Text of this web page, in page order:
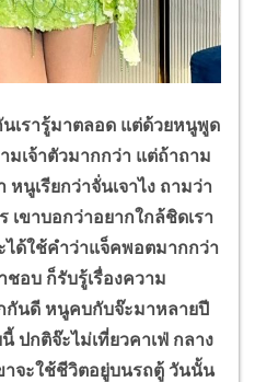
รารู้มาตลอด แต่ด้วยหนูพูด
เจ้าตัวมากกว่า แต่ถ้าถาม
หนูเรียกว่าจั่นเจาไง ถามว่า
เขาบอกว่าอยากใกล้ชิดเรา
ได้ใช้คำว่าแจ็คพอตมากกว่า
ชอบ ก็รับรู้เรื่องความ
กันดี หนูคบกับจ๊ะมาหลายปี
ปกติจ๊ะไม่เที่ยวคาเฟ่ กลาง
าจะใช้ชีวิตอยู่บนรถตู้ วันนั้น